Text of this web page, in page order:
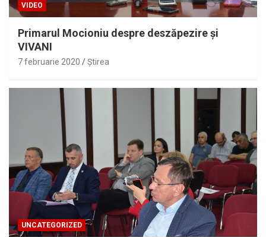
VIDEO
Primarul Mocioniu despre deszăpezire şi
VIVANI
7 februarie 2020 Ştirea
UNCATEGORIZED